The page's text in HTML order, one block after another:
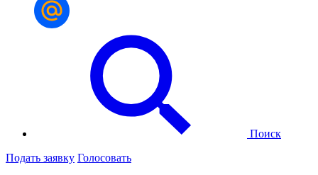
Поиск
Подать заявку Голосовать